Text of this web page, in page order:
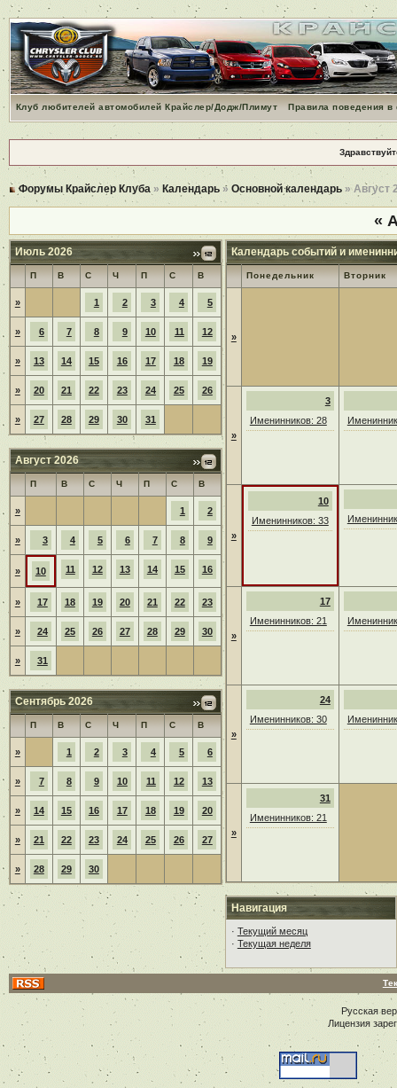
Клуб любителей автомобилей Крайслер/Додж/Плимут Правила поведения
Форумы Крайслер Клуба » Календарь» Основной календарь» Август
«
Июль 2026
П В С Ч П С В
» 1 2 3 4 5
» 6 7 8 9 10 11 12
» 13 14 15 16 17 18 19
» 20 21 22 23 24 25 26
» 27 28 29 30 31
Август 2026
П В С Ч П С В
» 1 2
» 3 4 5 6 7 8 9
» 10 11 12 13 14 15 16
» 17 18 19 20 21 22 23
» 24 25 26 27 28 29 30
» 31
Сентябрь 2026
П В С Ч П С В
» 1 2 3 4 5 6
» 7 8 9 10 11 12 13
» 14 15 16 17 18 19 20
» 21 22 23 24 25 26 27
» 28 29 30
Календарь событий и
Понедельник Вторник
»
»
3
Именинников: 28
»
10
Именинников: 33
»
17
Именинников: 21
»
24
Именинников: 30
»
31
Именинников: 21
Навигация
· Текущий месяц
· Текущая неделя
Русская
Лицензия